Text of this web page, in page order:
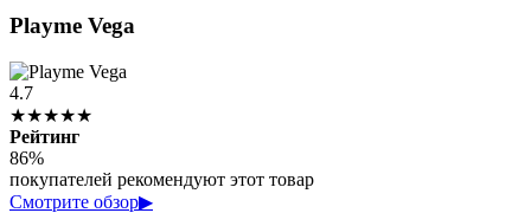
Playme Vega
4.7
★★★★★
Рейтинг
86%
покупателей рекомендуют этот товар
Смотрите обзор▶